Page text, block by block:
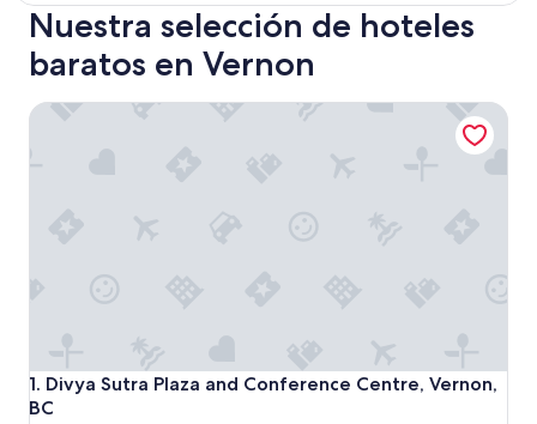
Nuestra selección de hoteles
baratos en Vernon
1. Divya Sutra Plaza and Conference Centre, Vernon,
BC
Divya Sutra Plaza and Conference Centre, Vernon, BC
Divya Sutra Plaza and Conference Centre, Vernon, BC